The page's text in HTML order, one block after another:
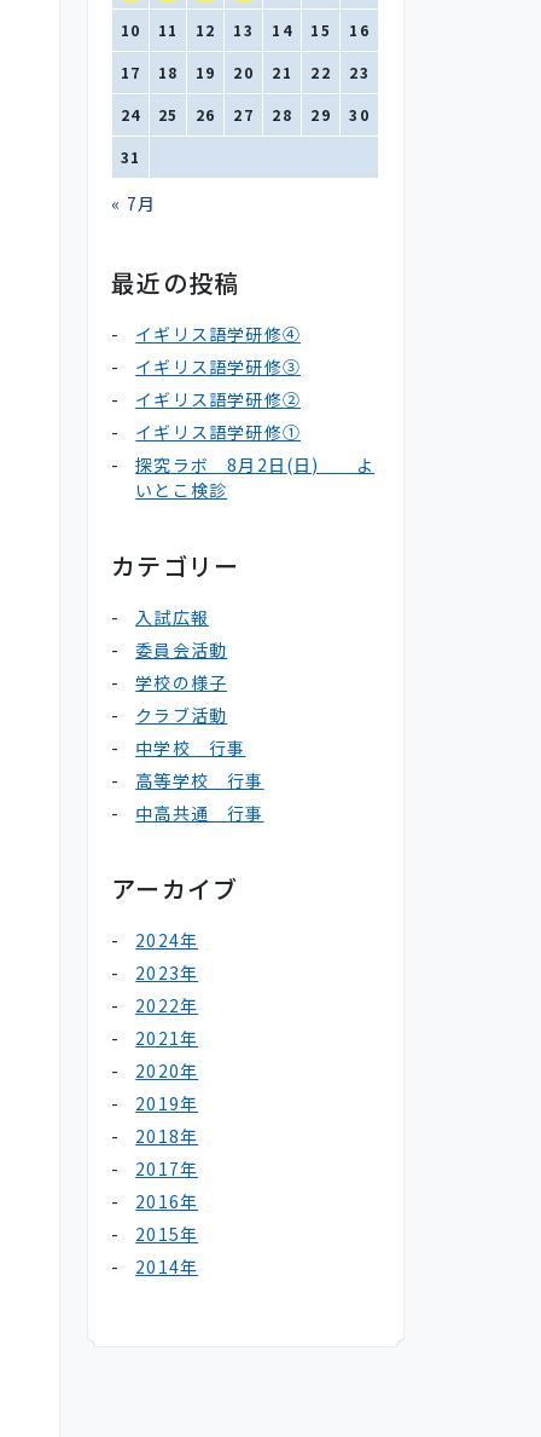
10 11 12 13 14 15 16
17 18 19 20 21 22 23
24 25 26 27 28 29 30
31
« 7月
最近の投稿
イギリス語学研修④
イギリス語学研修③
イギリス語学研修②
イギリス語学研修①
探究ラボ 8月2日(日) よ
いとこ検診
カテゴリー
入試広報
委員会活動
学校の様子
クラブ活動
中学校 行事
高等学校 行事
中高共通 行事
アーカイブ
2024年
2023年
2022年
2021年
2020年
2019年
2018年
2017年
2016年
2015年
2014年